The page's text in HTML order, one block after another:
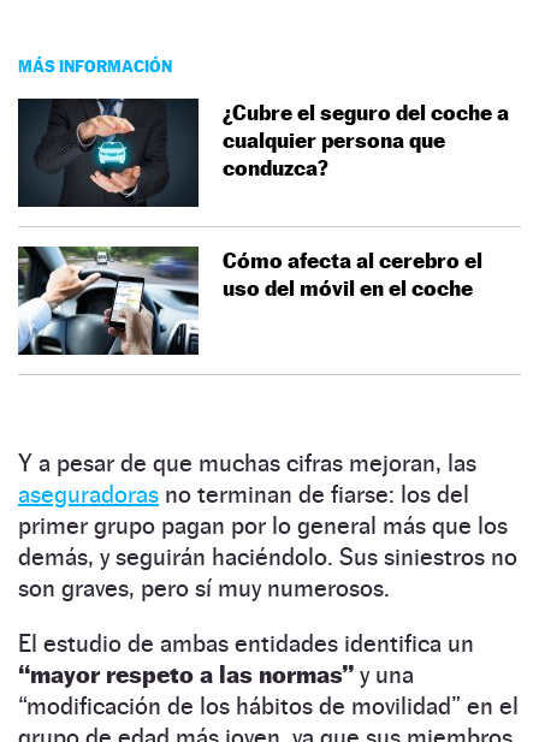
MÁS INFORMACIÓN
¿Cubre el seguro del coche a
cualquier persona que
conduzca?
Cómo afecta al cerebro el
uso del móvil en el coche
Y a pesar de que muchas cifras mejoran, las
aseguradoras no terminan de fiarse: los del
primer grupo pagan por lo general más que los
demás, y seguirán haciéndolo. Sus siniestros no
son graves, pero sí muy numerosos.
El estudio de ambas entidades identifica un
“mayor respeto a las normas” y una
“modificación de los hábitos de movilidad” en el